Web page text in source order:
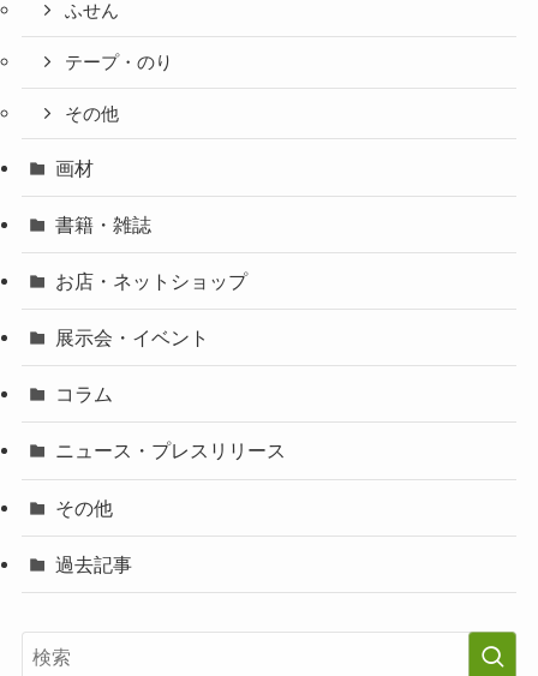
ふせん
テープ・のり
その他
画材
書籍・雑誌
お店・ネットショップ
展示会・イベント
コラム
ニュース・プレスリリース
その他
過去記事